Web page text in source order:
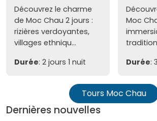
Découvrez le charme
de Moc Chau 2 jours :
rizières verdoyantes,
villages ethniqu...
Durée: 2 jours 1 nuit
Moc
Durée:
Tours Moc Chau
Dernières nouvelles